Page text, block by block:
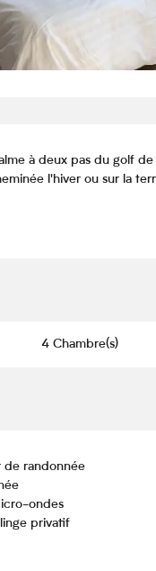
à deux pas du golf
l'hiver ou sur la
4 Chambre(s)
de randonnée
ondes
privatif